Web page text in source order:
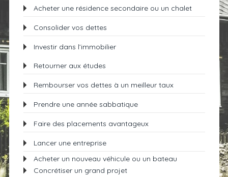
Acheter une résidence secondaire ou un chalet
Consolider vos dettes
Investir dans l’immobilier
Retourner aux études
Rembourser vos dettes à un meilleur taux
Prendre une année sabbatique
Faire des placements avantageux
Lancer une entreprise
Acheter un nouveau véhicule ou un bateau
Concrétiser un grand projet